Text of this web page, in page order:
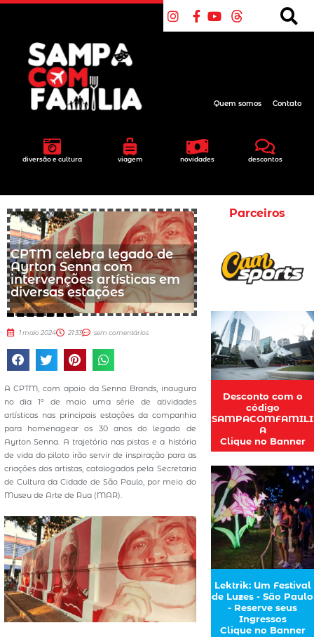
diversão e cultura viagem novidades descontos
Quem somos Contato
CPTM celebra legado de
Ayrton Senna com
intervenções artísticas em
diversas estações
1 maio 2024 21:33 sem comentários
A CPTM, com apoio da Senna Brands, inaugura
no dia 1º de maio uma série de atividades
artísticas nas principais estações da companhia
para homenagear os 30 anos do legado de
Ayrton Senna. A trajetória nas pistas e a história
de vida do piloto irão servir de inspiração para as
criações dos artistas, catalogados pela Secretaria
de Cultura da Cidade de São Paulo, por meio do
Museu de Arte de Rua (MAR).
Parceiros
Desconto com o
código
SAMPACOMFAMILI
A
Clique no Banner
Lektrik: Um Festival
de Luzes - São Paulo
- Reserve seus
Ingressos
Clique no Banner